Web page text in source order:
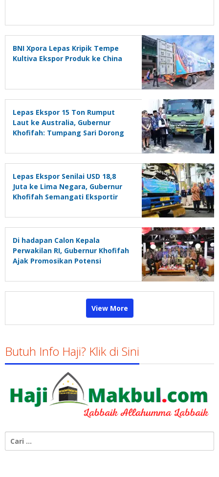
BNI Xpora Lepas Kripik Tempe
Kultiva Ekspor Produk ke China
Lepas Ekspor 15 Ton Rumput
Laut ke Australia, Gubernur
Khofifah: Tumpang Sari Dorong
Lepas Ekspor Senilai USD 18,8
Juta ke Lima Negara, Gubernur
Khofifah Semangati Eksportir
Di hadapan Calon Kepala
Perwakilan RI, Gubernur Khofifah
Ajak Promosikan Potensi
di Kancah Dunia
View More
Butuh Info Haji? Klik di Sini
untuk: